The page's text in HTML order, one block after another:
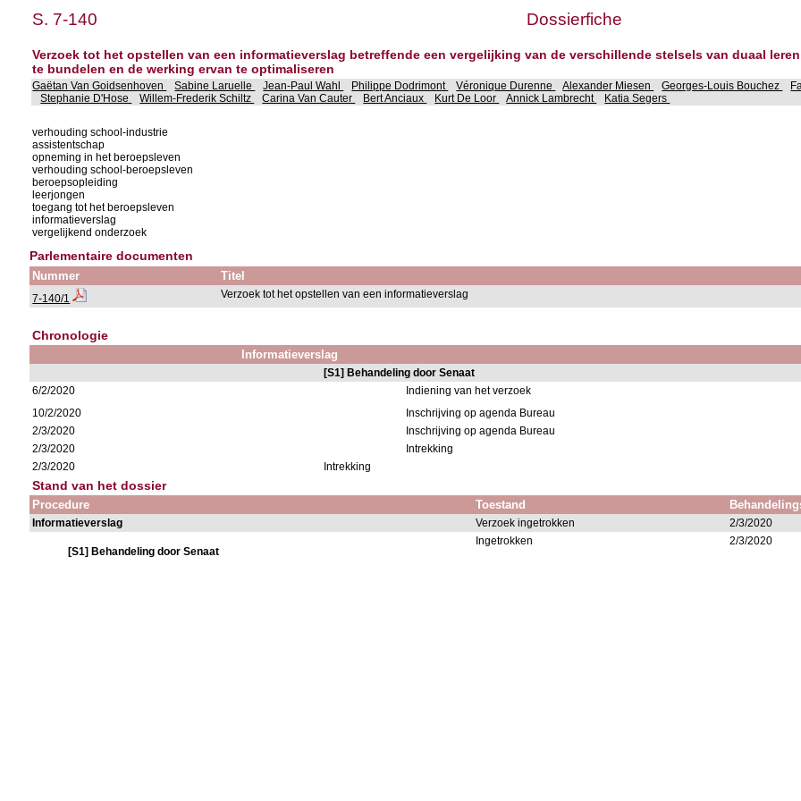
S. 7-140 Dossierfiche
Verzoek tot het opstellen van een informatieverslag betreffende een vergelijking van de verschillende stelsels van duaal
te bundelen en de werking ervan te optimaliseren
Gaëtan Van Goidsenhoven Sabine Laruelle Jean-Paul Wahl Philippe Dodrimont Véronique Durenne Alexander Miesen Georges-Louis Bouchez
Stephanie D'Hose
Willem-Frederik Schiltz Carina Van Cauter Bert Anciaux Kurt De Loor Annick Lambrecht Katia Segers
verhouding school-industrie
assistentschap
opneming in het beroepsleven
verhouding school-beroepsleven
beroepsopleiding
leerjongen
toegang tot het beroepsleven
informatieverslag
vergelijkend onderzoek
Parlementaire documenten
Nummer Titel
7-140/1 Verzoek tot het opstellen van een informatieverslag
Chronologie
Informatieverslag
[S1] Behandeling door Senaat
6/2/2020
Indiening van het verzoek
10/2/2020
Inschrijving op agenda Bureau
2/3/2020
Inschrijving op agenda Bureau
2/3/2020
Intrekking
2/3/2020
Intrekking
Stand van het dossier
Procedure Toestand
Informatieverslag Verzoek ingetrokken 2/3/2020
[S1] Behandeling door Senaat
Ingetrokken 2/3/2020